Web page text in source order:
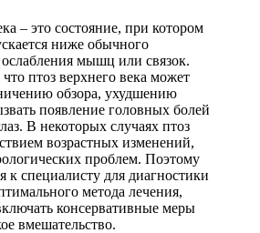
– это состояние, при котором
ниже обычного
мышц или связок.
птоз верхнего века может
обзора, ухудшению
появление головных болей
В некоторых случаях птоз
возрастных изменений,
проблем. Поэтому
к специалисту для диагностики
метода лечения,
консервативные меры
вмешательство.